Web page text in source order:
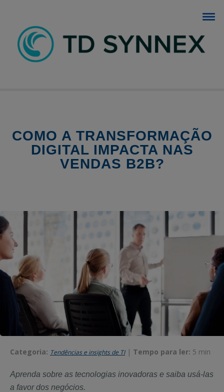
BLOG TD SYNNEX
COMO A TRANSFORMAÇÃO
DIGITAL IMPACTA NAS
VENDAS B2B?
Categoria: Tendências e insights de TI | Tempo para ler: 5 min
Aprenda sobre as tecnologias inovadoras e saiba usá-las
a favor dos negócios.